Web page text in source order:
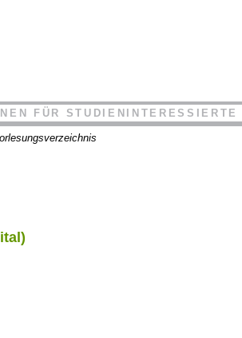
FÜR STUDIENINTERESSIERTE